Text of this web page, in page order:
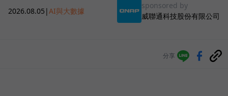
2026.08.05 |AI與大數據
sponsored by
威聯通科技股份有限公司
分享